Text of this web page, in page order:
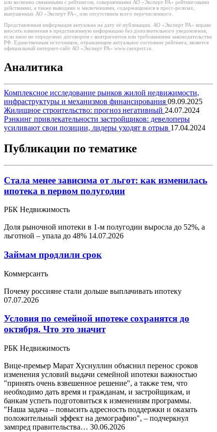
или косвенно связанными с рейтингом, совершенными АО «Эксперт РА» рейтинговыми
действиями, а также выводами и заключениями, содержащимися в пресс-релизах,
выпущенных АО «Эксперт РА», или отсутствием всего перечисленного.
Представленная информация актуальна на дату её публикации. АО «Эксперт РА» вправе
вносить изменения в представленную информацию без дополнительного уведомления,
если иное не определено договором с контрагентом или требованиями законодательства
РФ. Единственным источником, отражающим актуальное состояние рейтинга, является
официальный интернет-сайт АО «Эксперт РА» www.raexpert.ru.
Аналитика
Комплексное исследование рынков жилой недвижимости,
инфраструктуры и механизмов финансирования 09.09.2025
Жилищное строительство: прогноз негативный 24.07.2024
Рэнкинг привлекательности застройщиков: девелоперы
усиливают свои позиции, лидеры уходят в отрыв 17.04.2024
Публикации по тематике
Стала менее зависима от льгот: как изменилась
ипотека в первом полугодии
РБК Недвижимость
Доля рыночной ипотеки в 1-м полугодии выросла до 52%, а
льготной – упала до 48% 14.07.2026
Займам продлили срок
Коммерсантъ
Почему россияне стали дольше выплачивать ипотеку
07.07.2026
Условия по семейной ипотеке сохранятся до
октября. Что это значит
РБК Недвижимость
Вице-премьер Марат Хуснуллин объяснил перенос сроков
изменения условий выдачи семейной ипотеки важностью
"принять очень взвешенное решение", а также тем, что
необходимо дать время и гражданам, и застройщикам, и
банкам успеть подготовиться к изменениям программы.
"Наша задача – повысить адресность поддержки и оказать
положительный эффект на демографию", – подчеркнул
зампред правительства… 30.06.2026